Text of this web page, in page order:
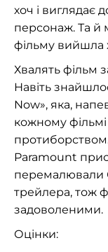
хоч і виглядає
персонаж. Та й
фільму вийшла
Хвалять фільм
Навіть
Now», яка,
кожному
Paramount
перемалювали
трейлера, тож
задоволеними.
Оцінки: